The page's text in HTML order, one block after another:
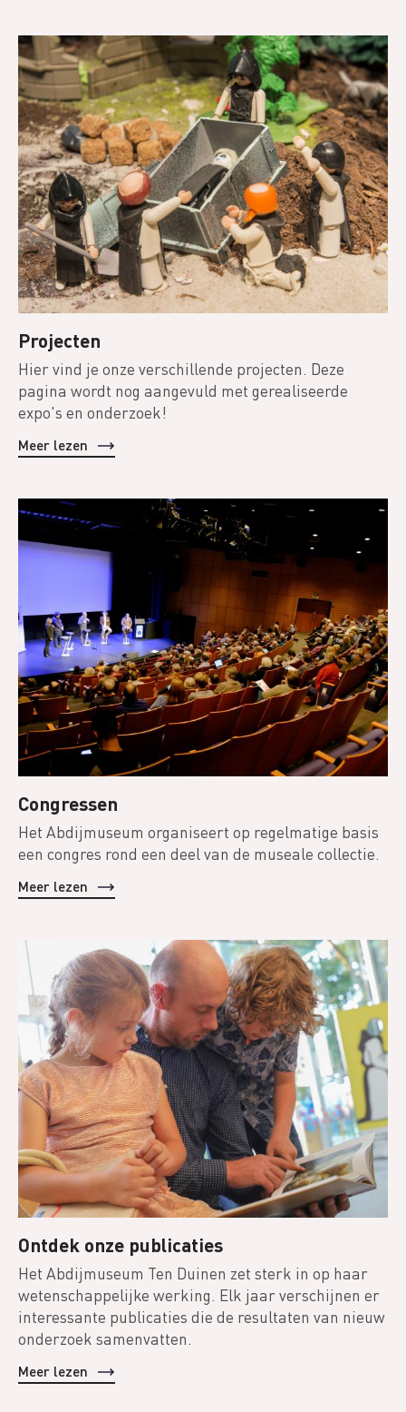
Projecten
Hier vind je onze verschillende projecten. Deze
pagina wordt nog aangevuld met gerealiseerde
expo's en onderzoek!
Meer lezen
Congressen
Het Abdijmuseum organiseert op regelmatige basis
een congres rond een deel van de museale collectie.
Meer lezen
Ontdek onze publicaties
Het Abdijmuseum Ten Duinen zet sterk in op haar
wetenschappelijke werking. Elk jaar verschijnen er
interessante publicaties die de resultaten van nieuw
onderzoek samenvatten.
Meer lezen